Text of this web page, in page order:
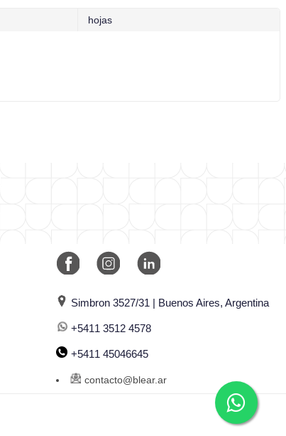
hojas
Simbron 3527/31 | Buenos Aires, Argentina
+5411 3512 4578
+5411 45046645
contacto@blear.ar